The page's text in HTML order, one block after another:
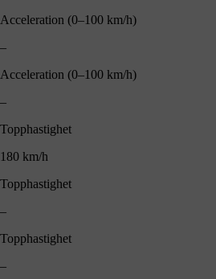
Acceleration (0–100 km/h)
–
Acceleration (0–100 km/h)
–
Topphastighet
180 km/h
Topphastighet
–
Topphastighet
–